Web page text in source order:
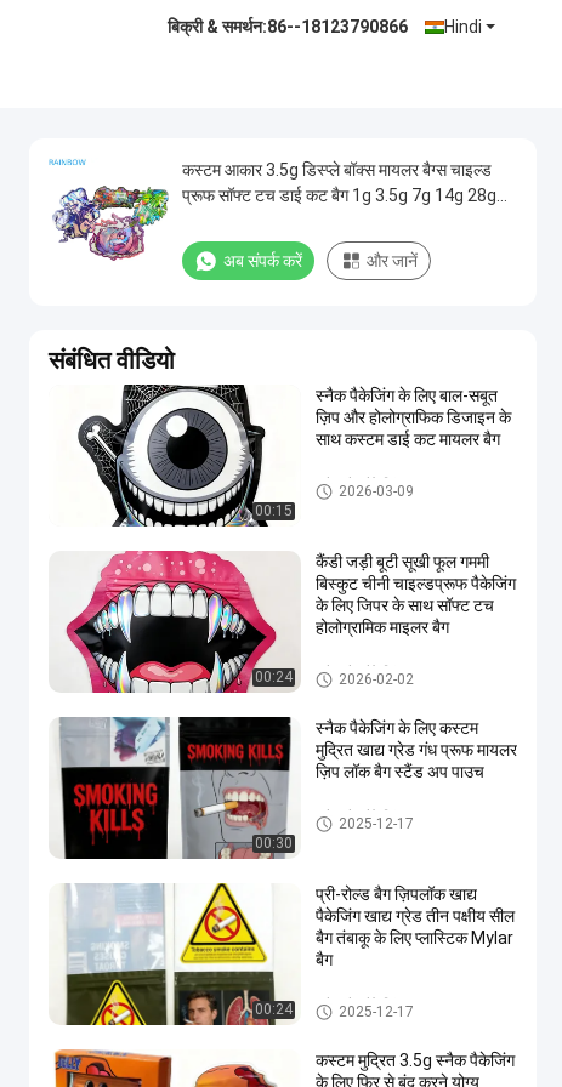
Hindi
बिक्री & समर्थन:86--18123790866
कस्टम आकार 3.5g डिस्प्ले बॉक्स मायलर बैग्स चाइल्ड
प्रूफ सॉफ्ट टच डाई कट बैग 1g 3.5g 7g 14g 28g
अब संपर्क करें और जानें
संबंधित वीडियो
00:15
स्नैक पैकेजिंग के लिए बाल-सबूत
ज़िप और होलोग्राफिक डिजाइन के
साथ कस्टम डाई कट मायलर बैग
स्नैक बैग पैकेजिंग
2026-03-09
00:24
कैंडी जड़ी बूटी सूखी फूल गममी
बिस्कुट चीनी चाइल्डप्रूफ पैकेजिंग
के लिए जिपर के साथ सॉफ्ट टच
होलोग्रामिक माइलर बैग
स्नैक बैग पैकेजिंग
2026-02-02
00:30
स्नैक पैकेजिंग के लिए कस्टम
मुद्रित खाद्य ग्रेड गंध प्रूफ मायलर
ज़िप लॉक बैग स्टैंड अप पाउच
स्नैक बैग पैकेजिंग
2025-12-17
00:24
प्री-रोल्ड बैग ज़िपलॉक खाद्य
पैकेजिंग खाद्य ग्रेड तीन पक्षीय सील
बैग तंबाकू के लिए प्लास्टिक Mylar
बैग
स्नैक बैग पैकेजिंग
2025-12-17
कस्टम मुद्रित 3.5g स्नैक पैकेजिंग
के लिए फिर से बंद करने योग्य